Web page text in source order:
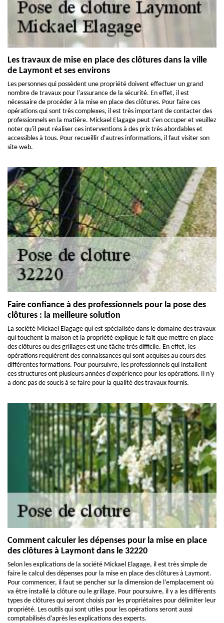
Les travaux de mise en place des clôtures dans la ville
de Laymont et ses environs
Les personnes qui possèdent une propriété doivent effectuer un grand
nombre de travaux pour l'assurance de la sécurité. En effet, il est
nécessaire de procéder à la mise en place des clôtures. Pour faire ces
opérations qui sont très complexes, il est très important de contacter des
professionnels en la matière. Mickael Elagage peut s'en occuper et veuillez
noter qu'il peut réaliser ces interventions à des prix très abordables et
accessibles à tous. Pour recueillir d'autres informations, il faut visiter son
site web.
Faire confiance à des professionnels pour la pose des
clôtures : la meilleure solution
La société Mickael Elagage qui est spécialisée dans le domaine des travaux
qui touchent la maison et la propriété explique le fait que mettre en place
des clôtures ou des grillages est une tâche très difficile. En effet, les
opérations requièrent des connaissances qui sont acquises au cours des
différentes formations. Pour poursuivre, les professionnels qui installent
ces structures ont plusieurs années d'expérience pour les opérations. Il n'y
a donc pas de soucis à se faire pour la qualité des travaux fournis.
Comment calculer les dépenses pour la mise en place
des clôtures à Laymont dans le 32220
Selon les explications de la société Mickael Elagage, il est très simple de
faire le calcul des dépenses pour la mise en place des clôtures à Laymont.
Pour commencer, il faut se pencher sur la dimension de l'emplacement où
va être installé la clôture ou le grillage. Pour poursuivre, il y a les différents
types de clôtures qui seront choisis par les propriétaires pour délimiter leur
propriété. Les outils qui sont utiles pour les opérations seront aussi
comptabilisés d'après les explications des experts.